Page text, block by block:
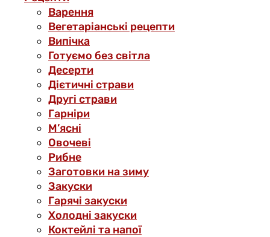
Варення
Вегетаріанські рецепти
Випічка
Готуємо без світла
Десерти
Дієтичні страви
Другі страви
Гарніри
М’ясні
Овочеві
Рибне
Заготовки на зиму
Закуски
Гарячі закуски
Холодні закуски
Коктейлі та напої